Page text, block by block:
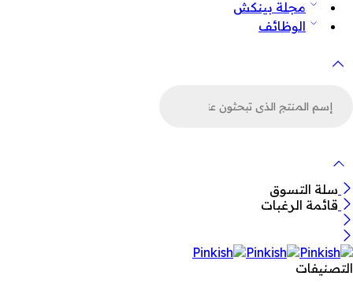
مجلة بينكش
الوظائف
سلة التسوق
قائمة الرغبات
التصنيفات